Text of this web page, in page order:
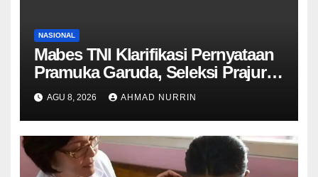
NASIONAL
Mabes TNI Klarifikasi Pernyataan
Pramuka Garuda, Seleksi Prajurit
Tetap Wajib Lewati Semua
Tahapan
AGU 8, 2026 AHMAD NURRIN